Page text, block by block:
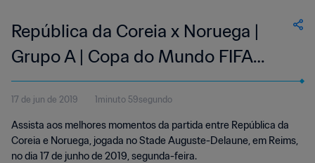
República da Coreia x Noruega |
Grupo A | Copa do Mundo FIFA
Feminina de 2019, na França |
Melhores Momentos
17 de jun de 2019 1minuto 59segundo
Assista aos melhores momentos da partida entre República da
Coreia e Noruega, jogada no Stade Auguste-Delaune, em Reims,
no dia 17 de junho de 2019, segunda-feira.